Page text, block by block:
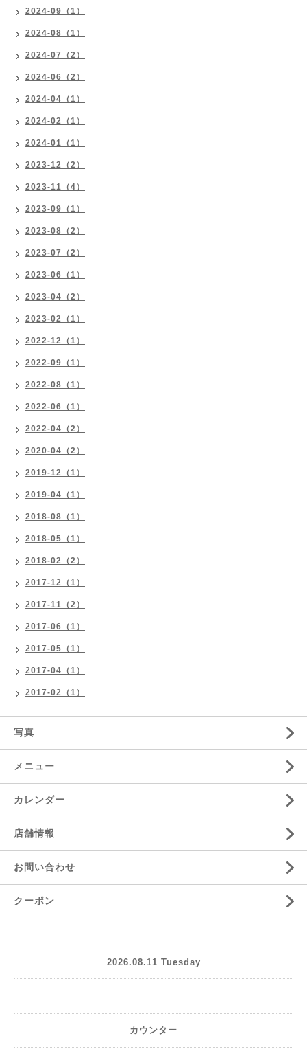
2024-09（1）
2024-08（1）
2024-07（2）
2024-06（2）
2024-04（1）
2024-02（1）
2024-01（1）
2023-12（2）
2023-11（4）
2023-09（1）
2023-08（2）
2023-07（2）
2023-06（1）
2023-04（2）
2023-02（1）
2022-12（1）
2022-09（1）
2022-08（1）
2022-06（1）
2022-04（2）
2020-04（2）
2019-12（1）
2019-04（1）
2018-08（1）
2018-05（1）
2018-02（2）
2017-12（1）
2017-11（2）
2017-06（1）
2017-05（1）
2017-04（1）
2017-02（1）
写真
メニュー
カレンダー
店舗情報
お問い合わせ
クーポン
2026.08.11 Tuesday
カウンター